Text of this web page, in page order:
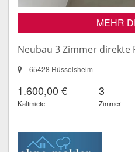
MEHR
Neubau 3 Zimmer direkte
65428 Rüsselsheim
1.600,00 €
Kaltmiete
3
Zimmer